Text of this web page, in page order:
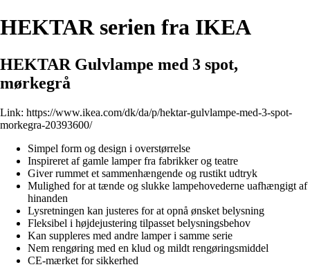
HEKTAR serien fra IKEA
HEKTAR Gulvlampe med 3 spot,
mørkegrå
Link: https://www.ikea.com/dk/da/p/hektar-gulvlampe-med-3-spot-
morkegra-20393600/
Simpel form og design i overstørrelse
Inspireret af gamle lamper fra fabrikker og teatre
Giver rummet et sammenhængende og rustikt udtryk
Mulighed for at tænde og slukke lampehovederne uafhængigt af
hinanden
Lysretningen kan justeres for at opnå ønsket belysning
Fleksibel i højdejustering tilpasset belysningsbehov
Kan suppleres med andre lamper i samme serie
Nem rengøring med en klud og mildt rengøringsmiddel
CE-mærket for sikkerhed